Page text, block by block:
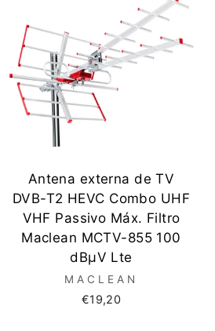
Antena externa de TV
DVB-T2 HEVC Combo UHF
VHF Passivo Máx. Filtro
Maclean MCTV-855 100
dBμV Lte
MACLEAN
€19,20